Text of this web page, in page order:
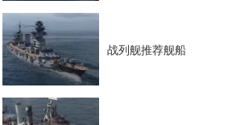
战列舰推荐舰船